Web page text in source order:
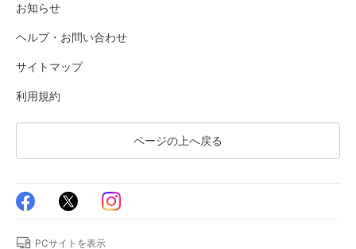
お知らせ
ヘルプ・お問い合わせ
サイトマップ
利用規約
ページの上へ戻る
PCサイトを表示